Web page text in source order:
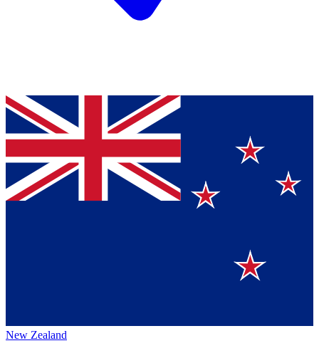
New Zealand